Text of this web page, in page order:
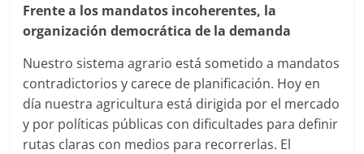
Frente a los mandatos incoherentes, la
organización democrática de la demanda
Nuestro sistema agrario está sometido a mandatos
contradictorios y carece de planificación. Hoy en
día nuestra agricultura está dirigida por el mercado
y por políticas públicas con dificultades para definir
rutas claras con medios para recorrerlas. El